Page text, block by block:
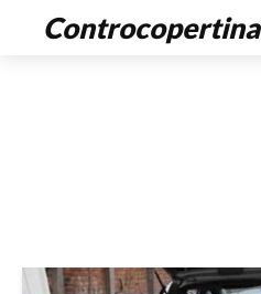
Controcopertina